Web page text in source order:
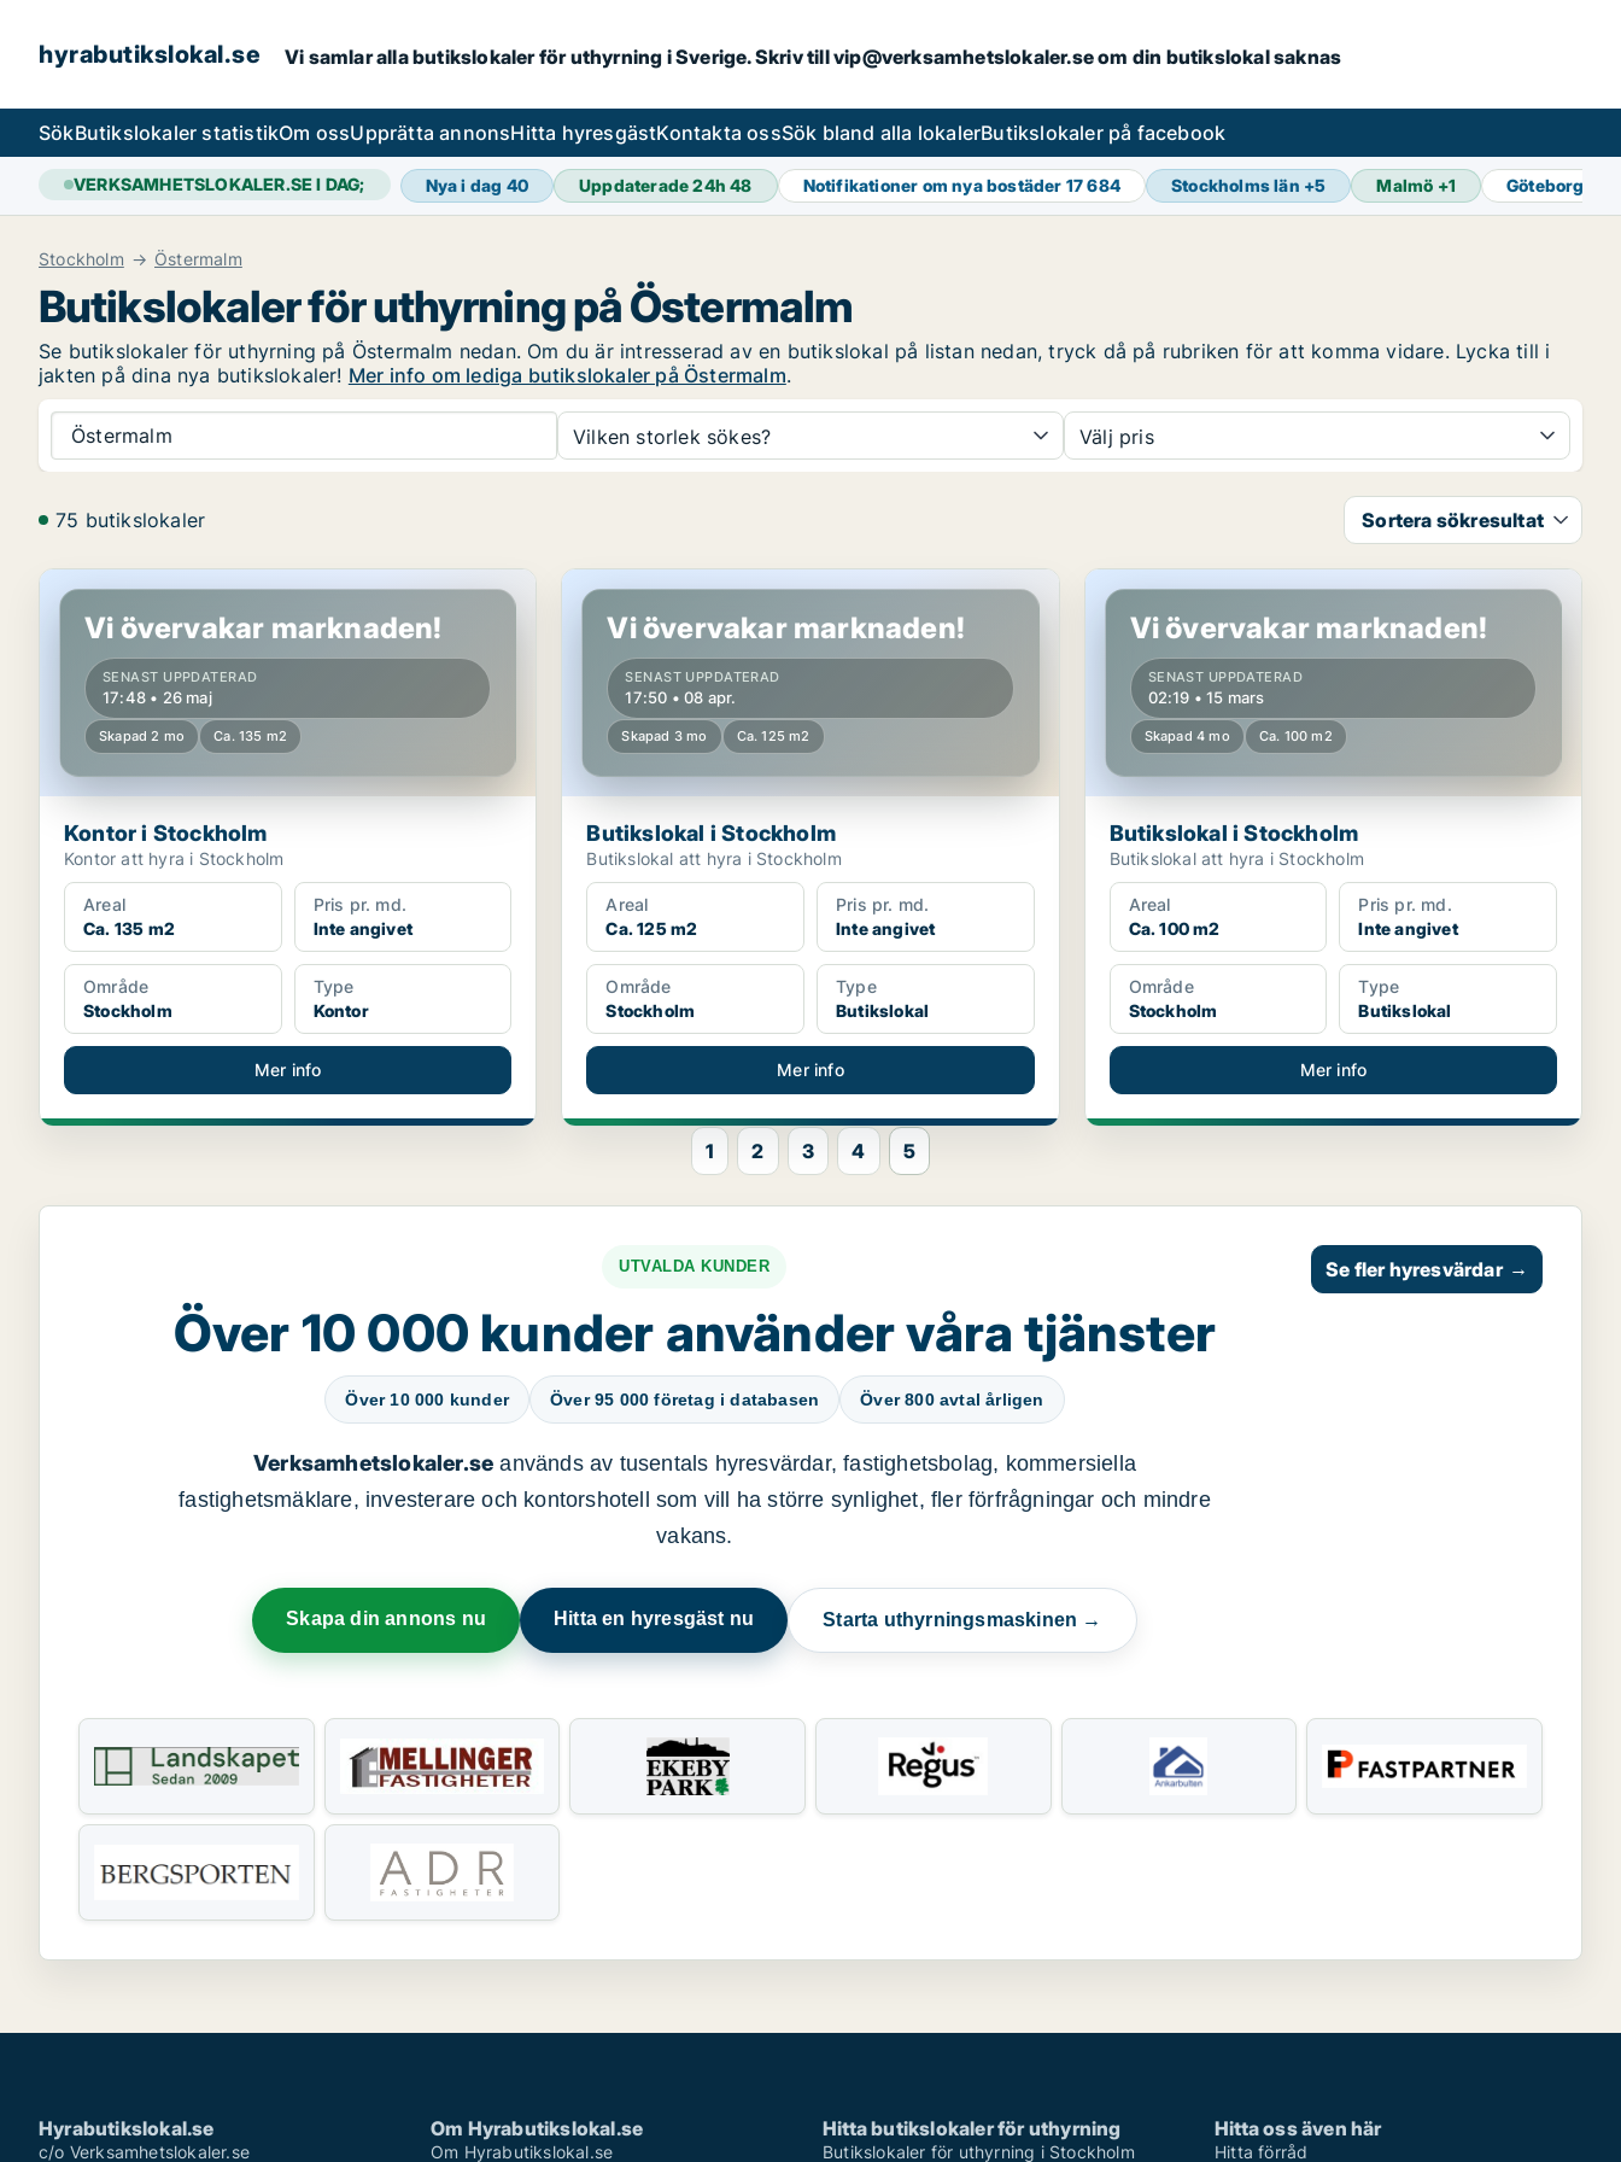
hyrabutikslokal.se Vi samlar alla butikslokaler för uthyrning i Sverige. Skriv till vip@verksamhetslokaler.se om din butikslokal saknas
SökButikslokaler statistikOm ossUpprätta annonsHitta hyresgästKontakta ossSök bland alla lokalerButikslokaler på facebook
VERKSAMHETSLOKALER.SE I DAG; Nya i dag 40 Uppdaterade 24h48 Notifikationer om nya bostäder 17 684 Stockholms län +5 Malmö +1 Göteborg
Stockholm Östermalm
Butikslokaler för uthyrning på Östermalm
Se butikslokaler för uthyrning på Östermalm nedan. Om du är intresserad av en butikslokal på listan nedan, tryck då på rubriken för att komma vidare. Lycka till i
jakten på dina nya butikslokaler! Mer info om lediga butikslokaler på Östermalm.
Östermalm Vilken storlek sökes? Välj pris
75 butikslokaler Sortera sökresultat
Kontor i Stockholm
Vi övervakar marknaden!
SENAST UPPDATERAD
17:48 • 26 maj
Skapad 2 mo Ca. 135 m2
Kontor i Stockholm
Kontor att hyra i Stockholm
Areal
Ca. 135 m2
Pris pr. md.
Inte angivet
Område
Stockholm
Type
Kontor
Mer info
Butikslokal i Stockholm
Vi övervakar marknaden!
SENAST UPPDATERAD
17:50 • 08 apr.
Skapad 3 mo Ca. 125 m2
Butikslokal i Stockholm
Butikslokal att hyra i Stockholm
Areal
Ca. 125 m2
Pris pr. md.
Inte angivet
Område
Stockholm
Type
Butikslokal
Mer info
Butikslokal i Stockholm
Vi övervakar marknaden!
SENAST UPPDATERAD
02:19 • 15 mars
Skapad 4 mo Ca. 100 m2
Butikslokal i Stockholm
Butikslokal att hyra i Stockholm
Areal
Ca. 100 m2
Pris pr. md.
Inte angivet
Område
Stockholm
Type
Butikslokal
Mer info
1 2 3 4 5
UTVALDA KUNDER
Över 10 000 kunder använder våra tjänster
Över 10 000 kunder Över 95 000 företag i databasen Över 800 avtal årligen
Verksamhetslokaler.se används av tusentals hyresvärdar, fastighetsbolag, kommersiella
fastighetsmäklare, investerare och kontorshotell som vill ha större synlighet, fler förfrågningar och mindre
vakans.
Skapa din annons nu Hitta en hyresgäst nu Starta uthyrningsmaskinen →
Se fler hyresvärdar →
Hyrabutikslokal.se
c/o Verksamhetslokaler.se
Om Hyrabutikslokal.se
Om Hyrabutikslokal.se
Hitta butikslokaler för uthyrning
Butikslokaler för uthyrning i Stockholm
Hitta oss även här
Hitta förråd